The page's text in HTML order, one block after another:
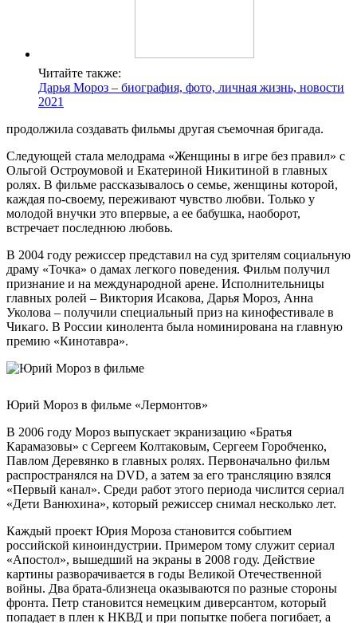
Читайте также:
Дарья Мороз – биография, фото, личная жизнь, новости
2021
продолжила создавать фильмы другая съемочная бригада.
Следующей стала мелодрама «Женщины в игре без правил» с
Ольгой Остроумовой и Екатериной Никитиной в главных
ролях. В фильме рассказывалось о семье, женщины которой,
каждая по-своему, переживают чувство любви. Только у
молодой внучки это впервые, а ее бабушка, наоборот,
встречает последнюю любовь.
В 2004 году режиссер представил на суд зрителям социальную
драму «Точка» о дамах легкого поведения. Фильм получил
признание и на международной арене. Исполнительницы
главных ролей – Виктория Исакова, Дарья Мороз, Анна
Уколова – получили специальный приз на кинофестивале в
Чикаго. В России кинолента была номинирована на главную
премию «Кинотавра».
Юрий Мороз в фильме «Лермонтов»
В 2006 году Мороз выпускает экранизацию «Братья
Карамазовы» с Сергеем Колтаковым, Сергеем Горобченко,
Павлом Деревянко в главных ролях. Первоначально фильм
распространялся на DVD, а затем за его трансляцию взялся
«Первый канал». Среди работ этого периода числится сериал
«Дети Ванюхина», который режиссер снимал несколько лет.
Каждый проект Юрия Мороза становится событием
российской киноиндустрии. Примером тому служит сериал
«Апостол», вышедший на экраны в 2008 году. Действие
картины разворачивается в годы Великой Отечественной
войны. Два брата-близнеца оказываются по разные стороны
фронта. Петр становится немецким диверсантом, который
попадает в плен к НКВД и при попытке побега погибает, а